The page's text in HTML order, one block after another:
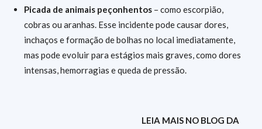
Picada de animais peçonhentos – como escorpião,
cobras ou aranhas. Esse incidente pode causar dores,
inchaços e formação de bolhas no local imediatamente,
mas pode evoluir para estágios mais graves, como dores
intensas, hemorragias e queda de pressão.
LEIA MAIS NO BLOG DA